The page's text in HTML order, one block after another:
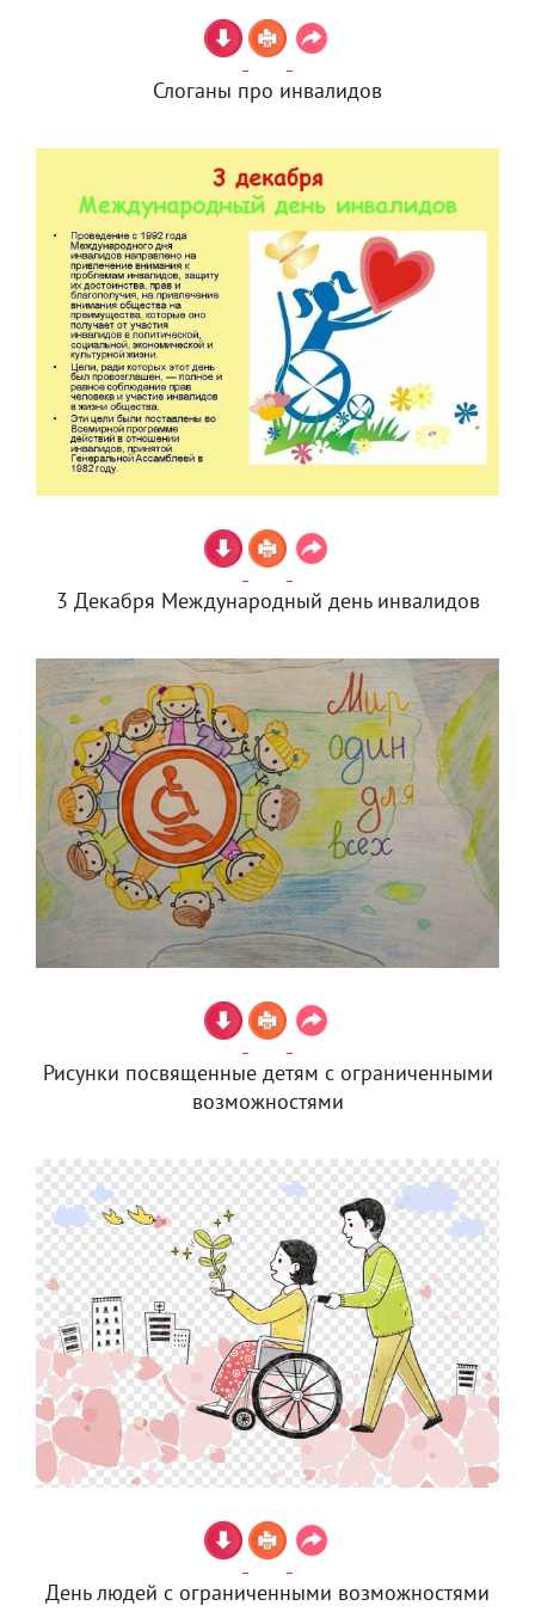
Слоганы про инвалидов
3 Декабря Международный день инвалидов
Рисунки посвященные детям с ограниченными
возможностями
День людей с ограниченными возможностями